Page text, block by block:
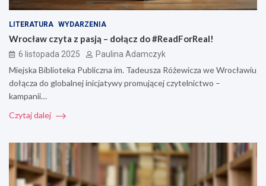
LITERATURA WYDARZENIA
Wrocław czyta z pasją – dołącz do #ReadForReal!
6 listopada 2025 Paulina Adamczyk
Miejska Biblioteka Publiczna im. Tadeusza Różewicza we Wrocławiu
dołącza do globalnej inicjatywy promującej czytelnictwo –
kampanii…
Czytaj dalej